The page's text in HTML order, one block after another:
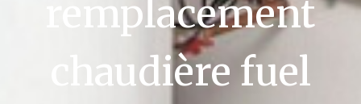
remplacement
chaudière fuel